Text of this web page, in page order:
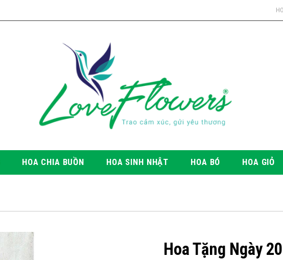
HOA CHIA BUỒN HOA SINH NHẬT HOA BÓ HOA GIỎ
Hoa Tặng Ngày